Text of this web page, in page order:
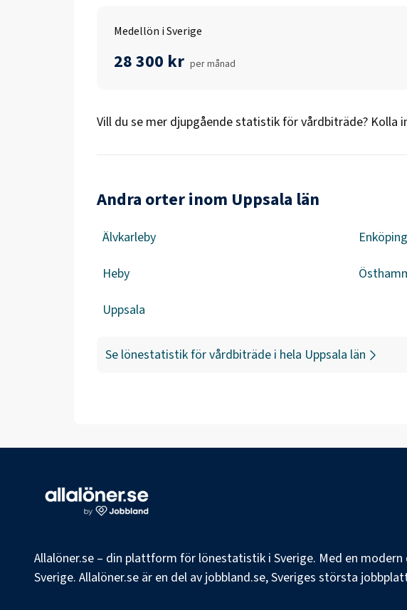
Medellön i Sverige
28 300 kr per månad
Vill du se mer djupgående statistik förvårdbiträde? Kolla
Andra orter inom Uppsala län
Älvkarleby Enköping
Heby
Uppsala
Se lönestatistik förvårdbiträde i hela Uppsala län
Allalöner.se – din plattform för lönestatistik i Sverige. Med en
Sverige. Allalöner.se är en del av jobbland.se, Sveriges största